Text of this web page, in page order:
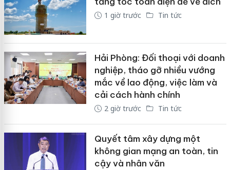
1 giờ trước Tin tức
Hải Phòng: Đối thoại với doanh
nghiệp, tháo gỡ nhiều vướng
mắc về lao động, việc làm và
cải cách hành chính
2 giờ trước Tin tức
Quyết tâm xây dựng một
không gian mạng an toàn, tin
cậy và nhân văn